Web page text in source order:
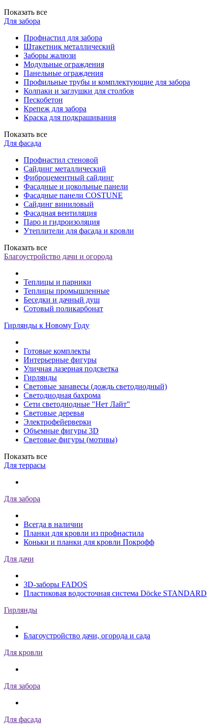
Показать все
Для забора
Профнастил для забора
Штакетник металлический
Заборы жалюзи
Модульные ограждения
Панельные ограждения
Профильные трубы и комплектующие для забора
Колпаки и заглушки для столбов
Пескобетон
Крепеж для забора
Краска для подкрашивания
Показать все
Для фасада
Профнастил стеновой
Сайдинг металлический
Фиброцементный сайдинг
Фасадные и цокольные панели
Фасадные панели COSTUNE
Сайдинг виниловый
Фасадная вентиляция
Паро и гидроизоляция
Утеплители для фасада и кровли
Показать все
Благоустройство дачи и огорода
Теплицы и парники
Теплицы промышленные
Беседки и дачный душ
Сотовый поликарбонат
Гирлянды к Новому Году
Готовые комплекты
Интерьерные фигуры
Уличная лазерная подсветка
Гирлянды
Световые занавесы (дождь светодиодный)
Светодиодная бахрома
Сети светодиодные "Нет Лайт"
Световые деревья
Электрофейерверки
Объемные фигуры 3D
Световые фигуры (мотивы)
Показать все
Для террасы
Для забора
Всегда в наличии
Планки для кровли из профнастила
Коньки и планки для кровли Покрофф
Для дачи
3D-заборы FADOS
Пластиковая водосточная система Döcke STANDARD
Гирлянды
Благоустройство дачи, огорода и сада
Для кровли
Для забора
Для фасада